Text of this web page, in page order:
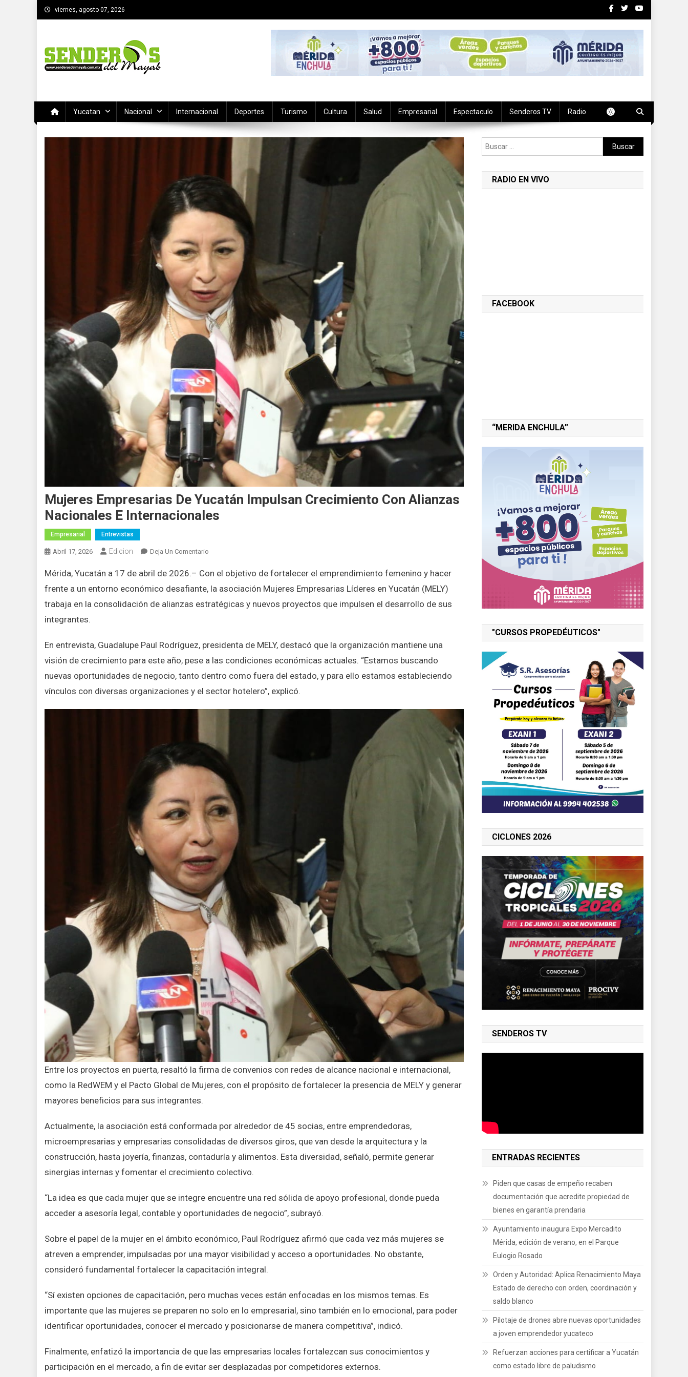
Saltar
al
viernes, agosto 07, 2026
Yucatan Nacional Internacional Deportes Turismo Cultura Salud Empresarial Espectaculo Senderos TV Radio
Mujeres Empresarias De Yucatán Impulsan Crecimiento Con Alianzas
Nacionales E Internacionales
Empresarial Entrevistas
Abril 17, 2026 Edicion Deja Un Comentario
Empresarias
De
Impulsan
Alianzas
Nacionales
Internacionales
Mérida, Yucatán a 17 de abril de 2026.– Con el objetivo de fortalecer el emprendimiento femenino y hacer
frente a un entorno económico desafiante, la asociación Mujeres Empresarias Líderes en Yucatán (MELY)
trabaja en la consolidación de alianzas estratégicas y nuevos proyectos que impulsen el desarrollo de sus
integrantes.
En entrevista, Guadalupe Paul Rodríguez, presidenta de MELY, destacó que la organización mantiene una
visión de crecimiento para este año, pese a las condiciones económicas actuales. “Estamos buscando
nuevas oportunidades de negocio, tanto dentro como fuera del estado, y para ello estamos estableciendo
vínculos con diversas organizaciones y el sector hotelero”, explicó.
Entre los proyectos en puerta, resaltó la firma de convenios con redes de alcance nacional e internacional,
como la RedWEM y el Pacto Global de Mujeres, con el propósito de fortalecer la presencia de MELY y generar
mayores beneficios para sus integrantes.
Actualmente, la asociación está conformada por alrededor de 45 socias, entre emprendedoras,
microempresarias y empresarias consolidadas de diversos giros, que van desde la arquitectura y la
construcción, hasta joyería, finanzas, contaduría y alimentos. Esta diversidad, señaló, permite generar
sinergias internas y fomentar el crecimiento colectivo.
“La idea es que cada mujer que se integre encuentre una red sólida de apoyo profesional, donde pueda
acceder a asesoría legal, contable y oportunidades de negocio”, subrayó.
Sobre el papel de la mujer en el ámbito económico, Paul Rodríguez afirmó que cada vez más mujeres se
atreven a emprender, impulsadas por una mayor visibilidad y acceso a oportunidades. No obstante,
consideró fundamental fortalecer la capacitación integral.
“Sí existen opciones de capacitación, pero muchas veces están enfocadas en los mismos temas. Es
importante que las mujeres se preparen no solo en lo empresarial, sino también en lo emocional, para poder
identificar oportunidades, conocer el mercado y posicionarse de manera competitiva”, indicó.
Finalmente, enfatizó la importancia de que las empresarias locales fortalezcan sus conocimientos y
participación en el mercado, a fin de evitar ser desplazadas por competidores externos.
Buscar:
RADIO EN VIVO
FACEBOOK
“MERIDA ENCHULA”
"CURSOS PROPEDÉUTICOS"
CICLONES 2026
SENDEROS TV
ENTRADAS RECIENTES
Piden que casas de empeño recaben
documentación que acredite propiedad de
bienes en garantía prendaria
Ayuntamiento inaugura Expo Mercadito
Mérida, edición de verano, en el Parque
Eulogio Rosado
Orden y Autoridad: Aplica Renacimiento Maya
Estado de derecho con orden, coordinación y
saldo blanco
Pilotaje de drones abre nuevas oportunidades
a joven emprendedor yucateco
Refuerzan acciones para certificar a Yucatán
como estado libre de paludismo